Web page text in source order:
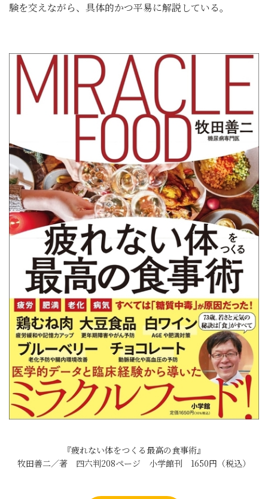
験を交えながら、具体的かつ平易に解説している。
『疲れない体をつくる最高の食事術』
牧田善二／著 四六判208ページ 小学館刊 1650円（税込）